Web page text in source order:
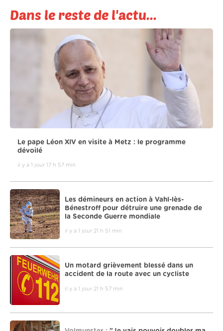
Dans le reste de l'actu...
Le pape Léon XIV en visite à Metz : le programme
dévoilé
il y a 1 jour 17 h 57 min
Les démineurs en action à Vahl-lès-
Bénestroff pour détruire une grenade de
la Seconde Guerre mondiale
il y a 1 jour 21 h 51 min
Un motard grièvement blessé dans un
accident de la route avec un cycliste
il y a 1 jour 21 h 57 min